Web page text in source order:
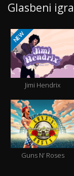
Glasbeni
NEW
Jimi Hendrix
Guns N’ Roses